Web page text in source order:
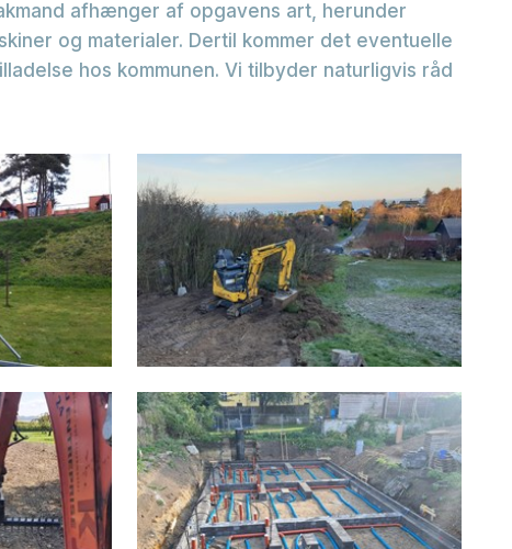
afhænger af opgavens art, herunder
og materialer. Dertil kommer det eventuelle
hos kommunen. Vi tilbyder naturligvis råd